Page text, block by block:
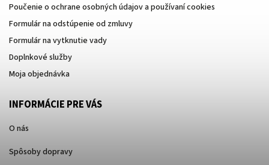
Poučenie o ochrane osobných údajov a používaní cookies
Formulár na odstúpenie od zmluvy
Formulár na vytknutie vady
Doplnkové služby
Moja objednávka
INFORMÁCIE PRE VÁS
O nás
Spôsoby dopravy